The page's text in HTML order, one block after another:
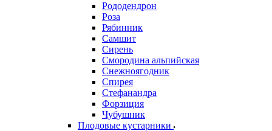
Рододендрон
Роза
Рябинник
Самшит
Сирень
Смородина альпийская
Снежноягодник
Спирея
Стефанандра
Форзиция
Чубушник
Плодовые кустарники